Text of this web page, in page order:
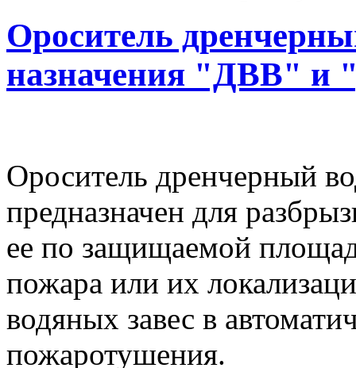
Ороситель
назначения "ДВВ"
Ороситель дренчерный
предназначен для
ее по защищаемой
пожара или их
водяных завес в
пожаротушения.